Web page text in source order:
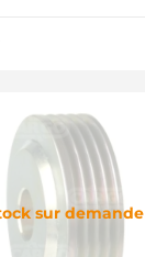
sur demande